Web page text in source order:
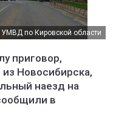
УМВД по Кировской области
приговор,
Новосибирска,
наезд на
в